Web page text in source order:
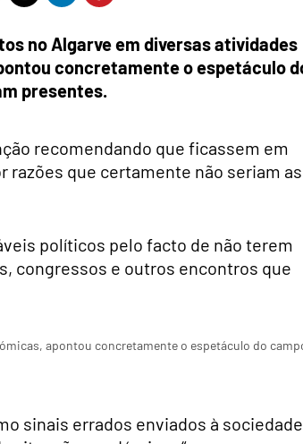
no Algarve em diversas atividades
concretamente o espetáculo
presentes.
recomendando que ficassem em
razões que certamente não seriam as
políticos pelo facto de não terem
congressos e outros encontros que
apontou concretamente o espetáculo do
sinais errados enviados à